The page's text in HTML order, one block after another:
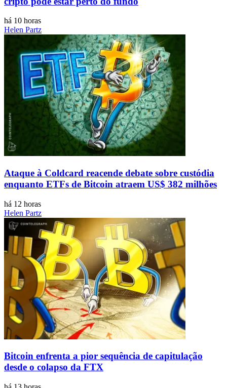
há 10 horas
Helen Partz
Ataque à Coldcard reacende debate sobre custódia
enquanto ETFs de Bitcoin atraem US$ 382 milhões
há 12 horas
Helen Partz
Bitcoin enfrenta a pior sequência de capitulação
desde o colapso da FTX